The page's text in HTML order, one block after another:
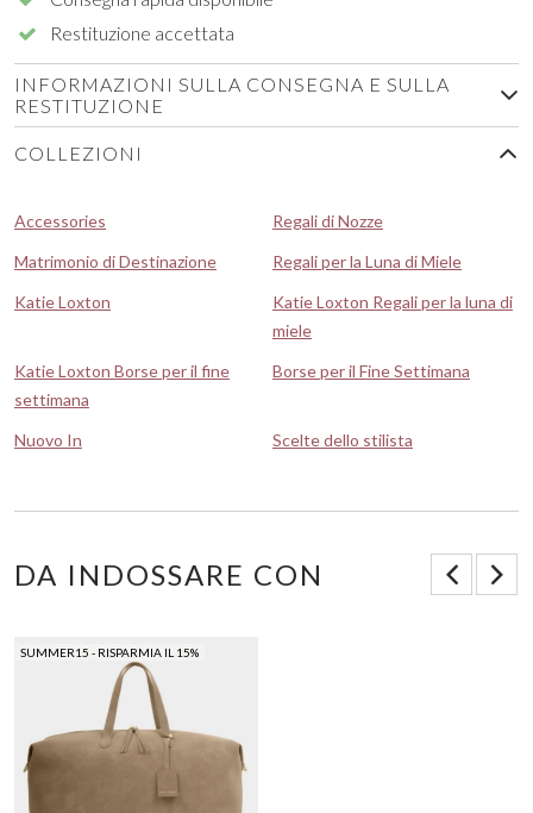
Restituzione accettata
INFORMAZIONI SULLA CONSEGNA E SULLA
RESTITUZIONE
COLLEZIONI
Accessories
Regali di Nozze
Matrimonio di Destinazione
Regali per la Luna di Miele
Katie Loxton
Katie Loxton Regali per la luna di
miele
Katie Loxton Borse per il fine
settimana
Borse per il Fine Settimana
Nuovo In Scelte dello stilista
DA INDOSSARE CON
SUMMER15 - RISPARMIA IL 15%